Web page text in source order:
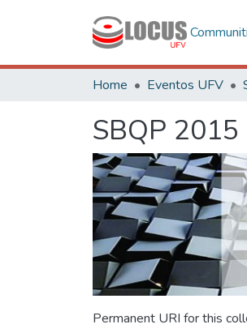
Home Eventos UFV
SBQP 2015
Permanent URI for this